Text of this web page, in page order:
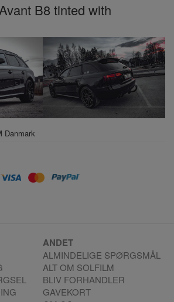
B8 tinted with
Danmark
ANDET
ALMINDELIGE SPØRGSMÅL
ALT OM SOLFILM
BLIV FORHANDLER
GAVEKORT